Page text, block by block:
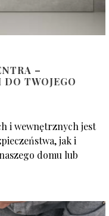
–
TWOJEGO
i wewnętrznych jest
jak i
domu lub